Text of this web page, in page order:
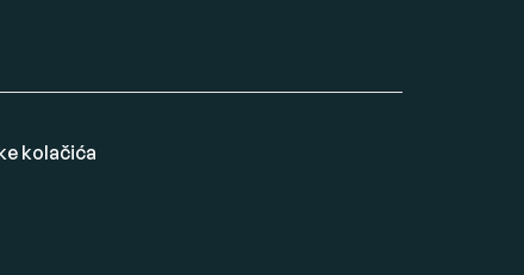
kolačića